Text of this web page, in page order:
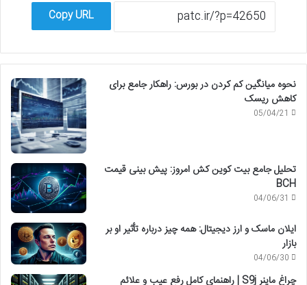
Copy URL
نحوه میانگین کم کردن در بورس: راهکار جامع برای
کاهش ریسک
05/04/21
تحلیل جامع بیت کوین کش امروز: پیش بینی قیمت
BCH
04/06/31
ایلان ماسک و ارز دیجیتال: همه چیز درباره تأثیر او بر
بازار
04/06/30
چراغ ماینر S9j | راهنمای کامل رفع عیب و علائم